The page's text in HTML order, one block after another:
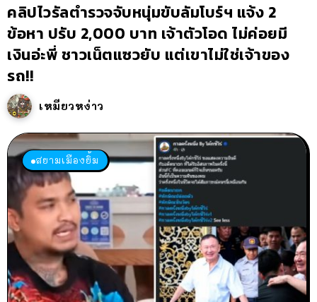
คลิปไวรัลตำรวจจับหนุ่มขับลัมโบร์ฯ แจ้ง 2
ข้อหา ปรับ 2,000 บาท เจ้าตัวโอด ไม่ค่อยมี
เงินอ่ะพี่ ชาวเน็ตแซวยับ แต่เขาไม่ใช่เจ้าของ
รถ!!
เหมียวหง่าว
สยามเมืองยิ้ม